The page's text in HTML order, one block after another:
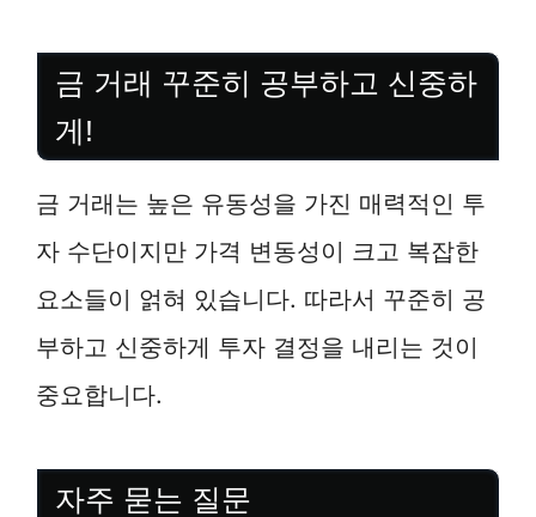
금 거래 꾸준히 공부하고 신중하
게!
금 거래는 높은 유동성을 가진 매력적인 투
자 수단이지만 가격 변동성이 크고 복잡한
요소들이 얽혀 있습니다. 따라서 꾸준히 공
부하고 신중하게 투자 결정을 내리는 것이
중요합니다.
자주 묻는 질문